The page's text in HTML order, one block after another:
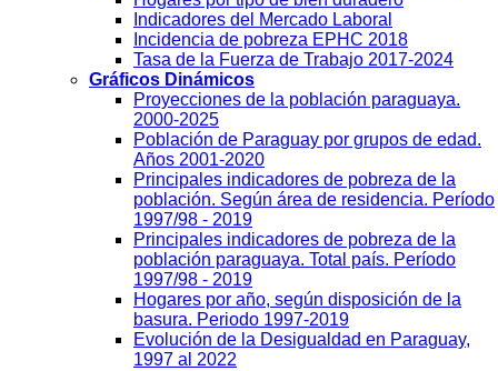
Indicadores del Mercado Laboral
Incidencia de pobreza EPHC 2018
Tasa de la Fuerza de Trabajo 2017-2024
Gráficos Dinámicos
Proyecciones de la población paraguaya.
2000-2025
Población de Paraguay por grupos de edad.
Años 2001-2020
Principales indicadores de pobreza de la
población. Según área de residencia. Período
1997/98 - 2019
Principales indicadores de pobreza de la
población paraguaya. Total país. Período
1997/98 - 2019
Hogares por año, según disposición de la
basura. Periodo 1997-2019
Evolución de la Desigualdad en Paraguay,
1997 al 2022